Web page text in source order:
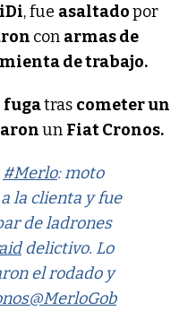
, fue asaltadopor
con armas de
de trabajo.
fugatras cometer un
un Fiat Cronos.
#Merlo: moto
la clienta y fue
de ladrones
delictivo. Lo
el rodado y
@MerloGob